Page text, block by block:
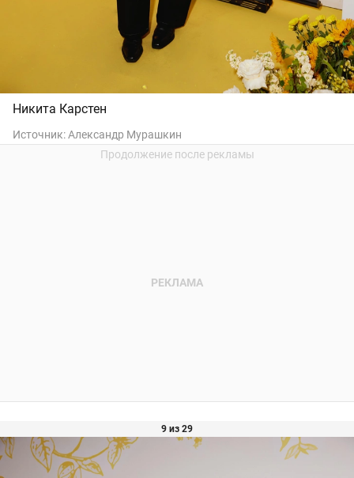
Никита Карстен
Источник:Александр Мурашкин
9 из 29